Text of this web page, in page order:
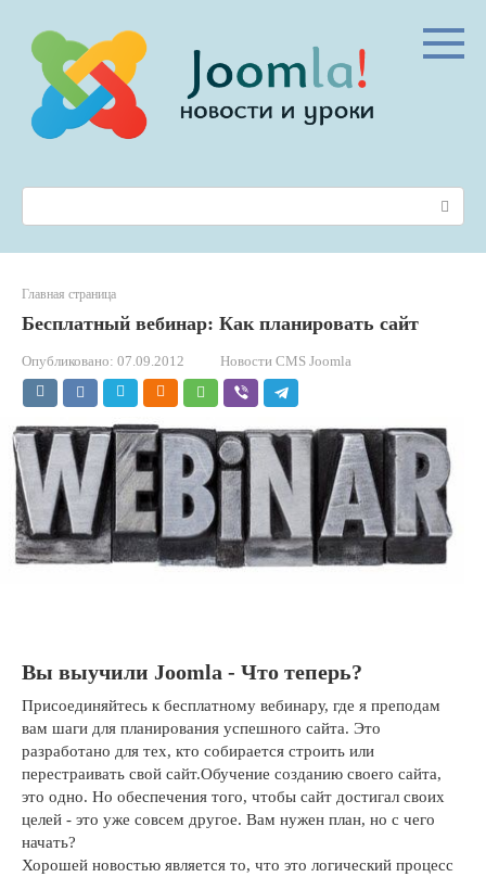
контенту
Главная страница
Бесплатный вебинар: Как планировать сайт
Опубликовано: 07.09.2012 Новости CMS Joomla
Вы выучили Joomla - Что теперь?
Присоединяйтесь к бесплатному вебинару, где я преподам
вам шаги для планирования успешного сайта. Это
разработано для тех, кто собирается строить или
перестраивать свой сайт.Обучение созданию своего сайта,
это одно. Но обеспечения того, чтобы сайт достигал своих
целей - это уже совсем другое. Вам нужен план, но с чего
начать?
Хорошей новостью является то, что это логический процесс